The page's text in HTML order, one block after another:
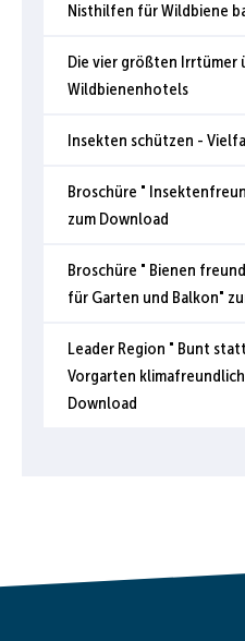
Nisthilfen für Wildbiene
Die vier größten Irrtümer
Wildbienenhotels
Insekten schützen -
Broschüre "
zum Download
Broschüre " Bienen
für Garten und Balkon"
Leader Region " Bunt
Vorgarten
Download